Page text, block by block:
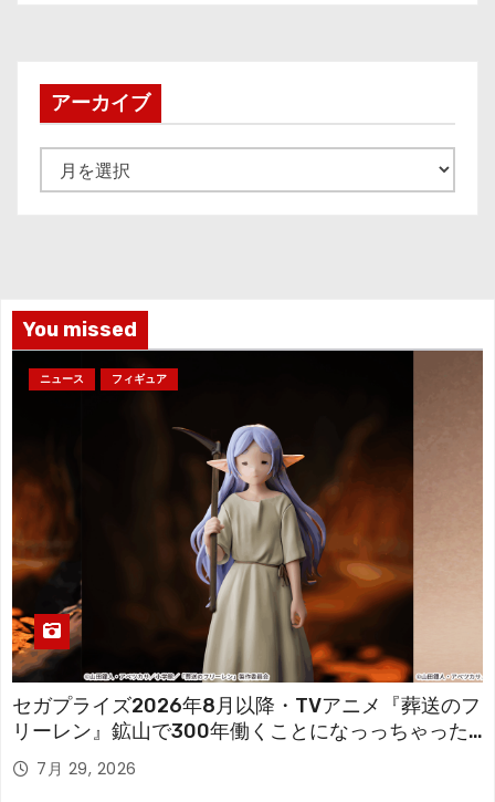
アーカイブ
ー
You missed
ニュース フィギュア
セガプライズ2026年8月以降・TVアニメ『葬送のフ
リーレン』鉱山で300年働くことになっっちゃった
「フリーレン」を立体化！
7月 29, 2026